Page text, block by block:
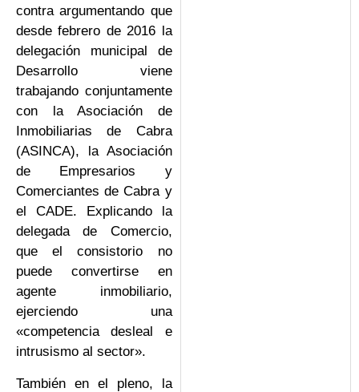
contra argumentando que
desde febrero de 2016 la
delegación municipal de
Desarrollo viene
trabajando conjuntamente
con la Asociación de
Inmobiliarias de Cabra
(ASINCA), la Asociación
de Empresarios y
Comerciantes de Cabra y
el CADE. Explicando la
delegada de Comercio,
que el consistorio no
puede convertirse en
agente inmobiliario,
ejerciendo una
«competencia desleal e
intrusismo al sector».
También en el pleno, la